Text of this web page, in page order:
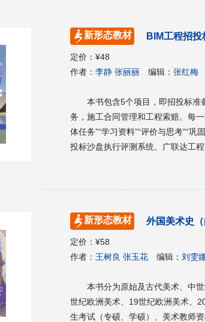
新形态教材 BIM工程招
定价：¥48
作者：李静 张丽丽 编辑：张红梅
本书包含5个项目，即招投标准
务，施工合同管理和工程索赔。每
体任务”“学习资料”“评价与思考”“
投标沙盘执行评测系统、广联达工
达电子投标软件编制工具软件、广
理及施工索赔场景，进行任务实操
学习表现进行反思；“巩固训练”通
育建筑工程技术、工程管理及工程
的指导用书。
新形态教材 外国美术史（
定价：¥58
作者： 王树良 张玉花 编辑：刘雯
本书分为原始及古代美术、中
世纪欧洲美术、19世纪欧洲美术、
生考试（专硕、学硕）、美术教师